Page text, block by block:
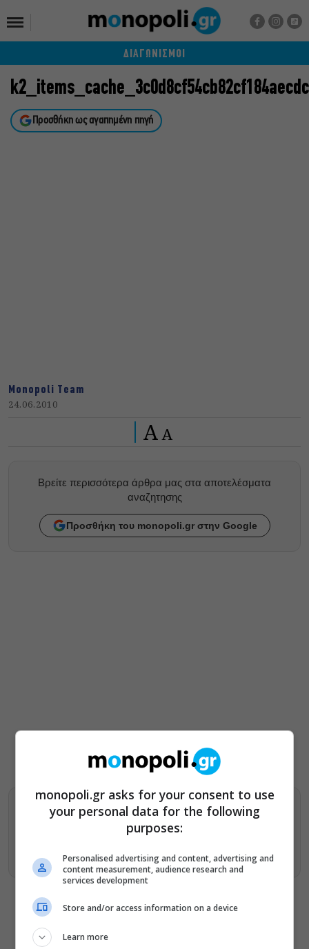
ΔΙΑΓΩΝΙΣΜΟΙ
Προσθήκη ως αγαπημένη πηγή
Monopoli Team
24.06.2010
A A
Βρείτε περισσότερα άρθρα μας στα αποτελέσματα
αναζητησης
Προσθήκη του monopoli.gr στην Google
Βρείτε περισσότερα άρθρα μας στα αποτελέσματα
αναζητησης
Προσθήκη του monopoli.gr στην Google
monopoli.gr asks for your consent to use
your personal data for the following
purposes:
Personalised advertising and content, advertising and
content measurement, audience research and
services development
Store and/or access information on a device
Learn more